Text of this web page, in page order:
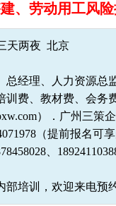
、劳动用工风
天两夜 北京
总经理、人力资源总
训费、教材费、会
）．广州三策
（提前报名可
、
部培训，欢迎来电预